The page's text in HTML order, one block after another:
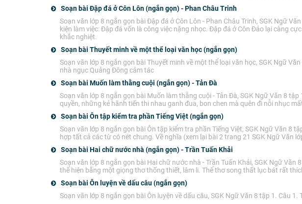
Soạn bài Đập đá ở Côn Lôn (ngắn gọn) - Phan Châu Trinh
Soạn văn lớp 8 ngắn gọn bài Đập đá ở Côn Lôn - Phan Châu Trinh, SGK Ngữ
kiện làm việc: Đập đá vốn là công việc nặng nhọc. Đập đá ở Côn Đảo lại càng
khắc nghiệt.
Soạn bài Thuyết minh về một thể loại văn học (ngắn gọn)
Soạn văn lớp 8 ngắn gọn bài Thuyết minh về một thể loại văn học, SGK Ngữ
nhà ngục Quảng Đông cảm tác
Soạn bài Muốn làm thằng cuội (ngắn gọn) - Tản Đà
Soạn văn lớp 8 ngắn gọn bài Muốn làm thằng cuội - Tản Đà, SGK Ngữ Văn 8
quyền, những kẻ hãnh tiến thi nhau ganh đua, bon chen mà quên đi nỗi nhục
Soạn bài Ôn tập kiểm tra phần Tiếng Việt (ngắn gọn)
Soạn văn lớp 8 ngắn gọn bài Ôn tập kiểm tra phần Tiếng Việt, SGK Ngữ Văn 8
hợp tất cả các từ có nét chung. Về nghĩa (xem lại bài 2 trang 21 SGK Ngữ Văn
Soạn bài Hai chữ nước nhà (ngắn gọn) - Trần Tuấn Khải
Soạn văn lớp 8 ngắn gọn bài Hai chữ nước nhà - Trần Tuấn Khải, SGK Ngữ Văn
thể hiện bằng một giọng thơ thống thiết, lâm li. Thể thơ song thất lục bát rất
Soạn bài Ôn luyện về dấu câu (ngắn gọn)
Soạn văn lớp 8 ngắn gọn bài Ôn luyện về dấu câu, SGK Ngữ Văn 8 tập 1. Câu 1.